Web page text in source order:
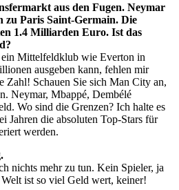
aus den Fugen. Neymar
zu Paris Saint-Germain. Die
1.4 Milliarden Euro. Ist das
ein Mittelfeldklub wie Everton in
ausgeben kann, fehlen mir
Zahl! Schauen Sie sich Man City an,
Neymar, Mbappé, Dembélé
Wo sind die Grenzen? Ich halte es
Jahren die absoluten Top-Stars für
werden.
nichts mehr zu tun. Kein Spieler, ja
ist so viel Geld wert, keiner!